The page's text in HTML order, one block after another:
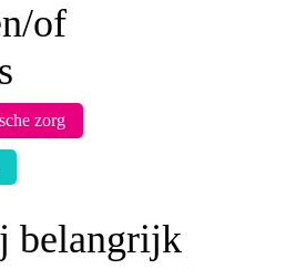
of
zorg
belangrijk